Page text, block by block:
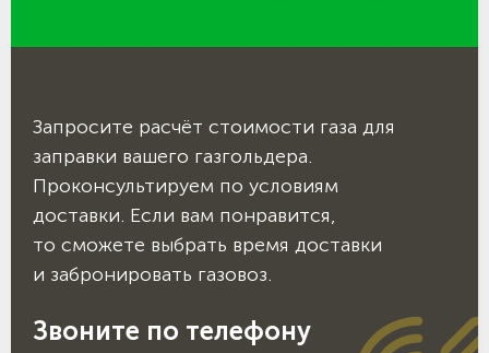
Запросите расчёт стоимости газа для
заправки вашего газгольдера.
Проконсультируем по условиям
доставки. Если вам понравится,
то сможете выбрать время доставки
и забронировать газовоз.
Звоните по телефону